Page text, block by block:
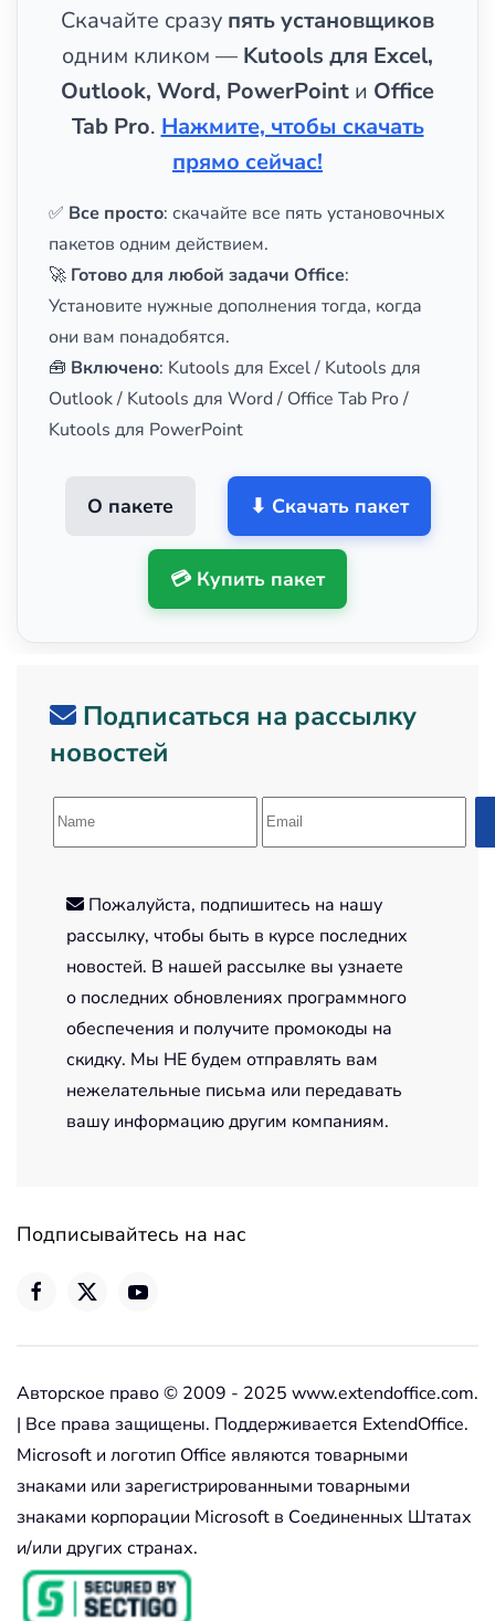
Скачайте сразу пять установщиков
одним кликом — Kutools для Excel,
Outlook, Word, PowerPoint и Office
Tab Pro. Нажмите, чтобы скачать
прямо сейчас!
✅ Все просто: скачайте все пять установочных
пакетов одним действием.
🚀 Готово для любой задачи Office:
Установите нужные дополнения тогда, когда
они вам понадобятся.
🧰 Включено: Kutools для Excel / Kutools для
Outlook / Kutools для Word / Office Tab Pro /
Kutools для PowerPoint
О пакете ⬇ Скачать пакет
💳 Купить пакет
Подписаться на рассылку
новостей
Пожалуйста, подпишитесь на нашу
рассылку, чтобы быть в курсе последних
новостей. В нашей рассылке вы узнаете
о последних обновлениях программного
обеспечения и получите промокоды на
скидку. Мы НЕ будем отправлять вам
нежелательные письма или передавать
вашу информацию другим компаниям.
Подписывайтесь на нас
Авторское право © 2009 - 2025 www.extendoffice.com.
| Все права защищены. Поддерживается ExtendOffice.
Microsoft и логотип Office являются товарными
знаками или зарегистрированными товарными
знаками корпорации Microsoft в Соединенных Штатах
и/или других странах.